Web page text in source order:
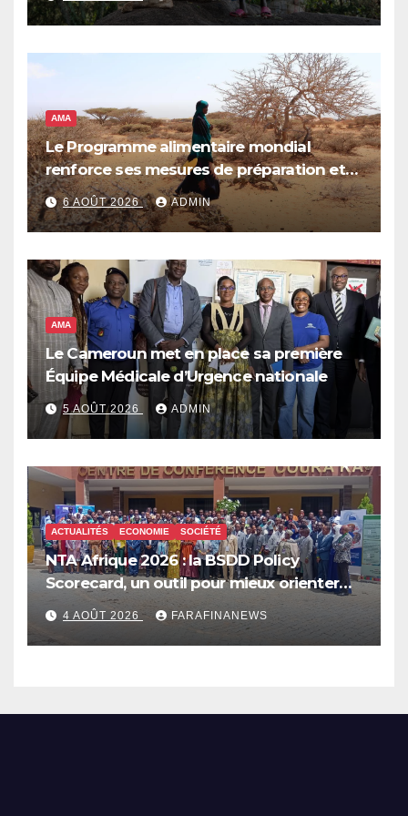
AMA
Le Programme alimentaire mondial
renforce ses mesures de préparation et
de réponse face à la menace d’El Niño,
qui pourrait plonger des dizaines de
millions de personnes dans l’insécurité
alimentaire aiguë
6 AOÛT 2026 ADMIN
AMA
Le Cameroun met en place sa première
Équipe Médicale d’Urgence nationale
5 AOÛT 2026 ADMIN
ACTUALITÉS ECONOMIE SOCIÉTÉ
NTA Afrique 2026 : la BSDD Policy
Scorecard, un outil pour mieux orienter
les dépenses publiques
4 AOÛT 2026 FARAFINANEWS